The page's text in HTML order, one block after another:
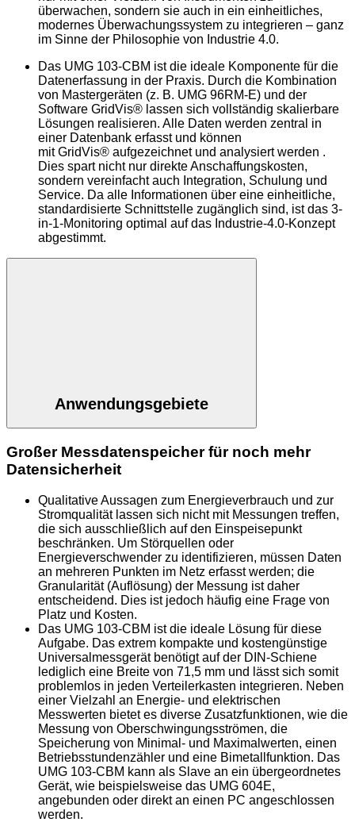
überwachen, sondern sie auch in ein einheitliches,
modernes Überwachungssystem zu integrieren – ganz
im Sinne der Philosophie von Industrie 4.0.
Das UMG 103-CBM ist die ideale Komponente für die
Datenerfassung in der Praxis. Durch die Kombination
von Mastergeräten (z. B. UMG 96RM-E) und der
Software GridVis® lassen sich vollständig skalierbare
Lösungen realisieren. Alle Daten werden zentral in
einer Datenbank erfasst und können
mit GridVis® aufgezeichnet und analysiert werden .
Dies spart nicht nur direkte Anschaffungskosten,
sondern vereinfacht auch Integration, Schulung und
Service. Da alle Informationen über eine einheitliche,
standardisierte Schnittstelle zugänglich sind, ist das 3-
in-1-Monitoring optimal auf das Industrie-4.0-Konzept
abgestimmt.
Anwendungsgebiete
Großer Messdatenspeicher für noch mehr
Datensicherheit
Qualitative Aussagen zum Energieverbrauch und zur
Stromqualität lassen sich nicht mit Messungen treffen,
die sich ausschließlich auf den Einspeisepunkt
beschränken. Um Störquellen oder
Energieverschwender zu identifizieren, müssen Daten
an mehreren Punkten im Netz erfasst werden; die
Granularität (Auflösung) der Messung ist daher
entscheidend. Dies ist jedoch häufig eine Frage von
Platz und Kosten.
Das UMG 103-CBM ist die ideale Lösung für diese
Aufgabe. Das extrem kompakte und kostengünstige
Universalmessgerät benötigt auf der DIN-Schiene
lediglich eine Breite von 71,5 mm und lässt sich somit
problemlos in jeden Verteilerkasten integrieren. Neben
einer Vielzahl an Energie- und elektrischen
Messwerten bietet es diverse Zusatzfunktionen, wie die
Messung von Oberschwingungsströmen, die
Speicherung von Minimal- und Maximalwerten, einen
Betriebsstundenzähler und eine Bimetallfunktion. Das
UMG 103-CBM kann als Slave an ein übergeordnetes
Gerät, wie beispielsweise das UMG 604E,
angebunden oder direkt an einen PC angeschlossen
werden.